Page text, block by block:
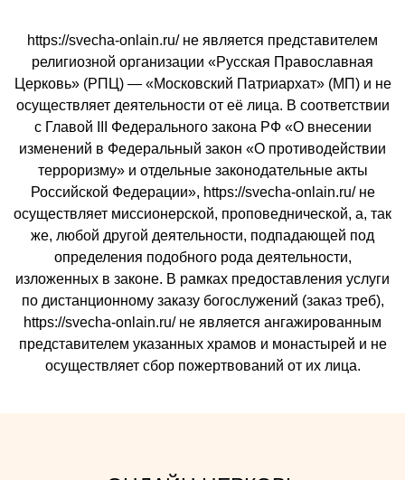
https://svecha-onlain.ru/ не является представителем
религиозной организации «Русская Православная
Церковь» (РПЦ) — «Московский Патриархат» (МП) и не
осуществляет деятельности от её лица. В соответствии
с Главой III Федерального закона РФ «О внесении
изменений в Федеральный закон «О противодействии
терроризму» и отдельные законодательные акты
Российской Федерации», https://svecha-onlain.ru/ не
осуществляет миссионерской, проповеднической, а, так
же, любой другой деятельности, подпадающей под
определения подобного рода деятельности,
изложенных в законе. В рамках предоставления услуги
по дистанционному заказу богослужений (заказ треб),
https://svecha-onlain.ru/ не является ангажированным
представителем указанных храмов и монастырей и не
осуществляет сбор пожертвований от их лица.